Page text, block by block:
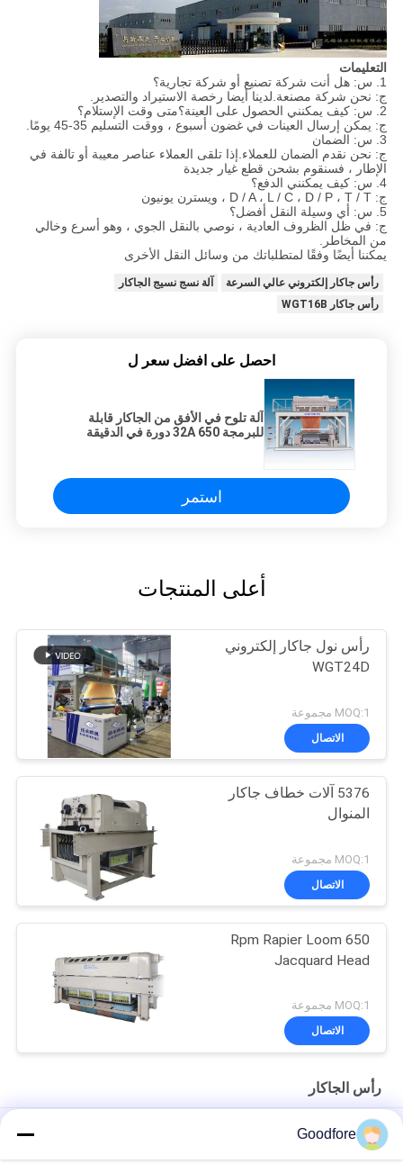
التعليمات
1. س: هل أنت شركة تصنيع أو شركة تجارية؟
ج: نحن شركة مصنعة.لدينا أيضا رخصة الاستيراد والتصدير.
2. س: كيف يمكنني الحصول على العينة؟متى وقت الإستلام؟
ج: يمكن إرسال العينات في غضون أسبوع ، ووقت التسليم 35-45 يومًا.
3. س: الضمان
ج: نحن نقدم الضمان للعملاء.إذا تلقى العملاء عناصر معيبة أو تالفة في
الإطار ، فسنقوم بشحن قطع غيار جديدة
4. س: كيف يمكنني الدفع؟
ج: D / A ، L / C ، D / P ، T / T ، ويسترن يونيون
5. س: أي وسيلة النقل أفضل؟
ج: في ظل الظروف العادية ، نوصي بالنقل الجوي ، وهو أسرع وخالي
من المخاطر.
يمكننا أيضًا وفقًا لمتطلباتك من وسائل النقل الأخرى
رأس جاكار إلكتروني عالي السرعة
آلة نسج نسيج الجاكار
رأس جاكار WGT16B
احصل على افضل سعر ل
آلة تلوح في الأفق من الجاكار قابلة
للبرمجة 32A 650 دورة في الدقيقة
استمر
أعلى المنتجات
رأس نول جاكار إلكتروني
WGT24D
MOQ:1 مجموعة
الاتصال
5376 آلات خطاف جاكار
المنوال
MOQ:1 مجموعة
الاتصال
650 Rpm Rapier Loom
Jacquard Head
MOQ:1 مجموعة
الاتصال
رأس الجاكار
عالية السرعة رأس الجاكار الإلكترونية عالية الجودة آلة الجاكار
الإلكترونيةGoodfore